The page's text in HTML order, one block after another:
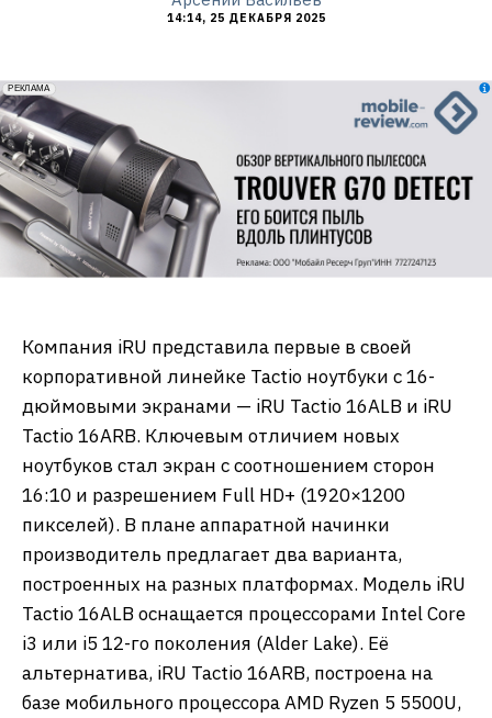
14:14, 25 ДЕКАБРЯ 2025
erid: 2VfnxxmNzs5
РЕКЛАМА
Компания iRU представила первые в своей
корпоративной линейке Tactio ноутбуки с 16-
дюймовыми экранами — iRU Tactio 16ALB и iRU
Tactio 16ARB. Ключевым отличием новых
ноутбуков стал экран с соотношением сторон
16:10 и разрешением Full HD+ (1920×1200
пикселей). В плане аппаратной начинки
производитель предлагает два варианта,
построенных на разных платформах. Модель iRU
Tactio 16ALB оснащается процессорами Intel Core
i3 или i5 12-го поколения (Alder Lake). Её
альтернатива, iRU Tactio 16ARB, построена на
базе мобильного процессора AMD Ryzen 5 5500U,